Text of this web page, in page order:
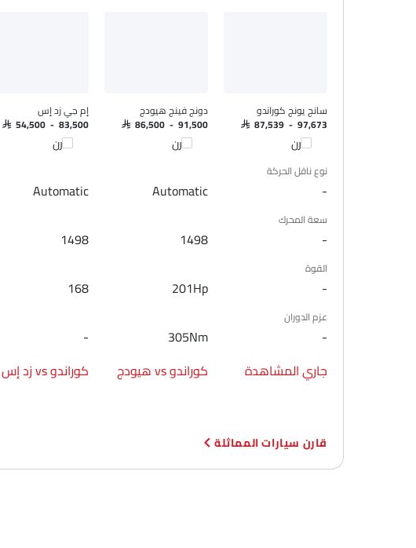
سانج يونج كوراندو
SAR 87,539 - 97,673
قارن
دونج فينج هيودج
SAR 86,500 - 91,500
قارن
إم جي زد إس
SAR 54,500 - 83,500
قارن
نوع ناقل الحركة
-
Automatic
Automatic
سعة المحرك
-
1498
1498
القوة
-
201Hp
168
عزم الدوران
-
305Nm
-
جاري المشاهدة
كوراندو vs هيودج كوراندو vs زد إس
قارن سيارات المماثلة